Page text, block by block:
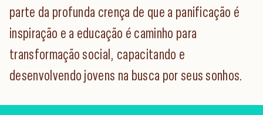
parte da profunda crença de que a panificação é
inspiração e a educação é caminho para
transformação social, capacitando e
desenvolvendo jovens na busca por seus sonhos.